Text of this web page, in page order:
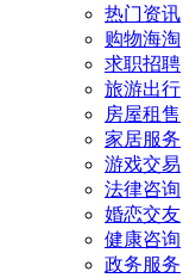
热门资讯
购物海淘
求职招聘
旅游出行
房屋租售
家居服务
游戏交易
法律咨询
婚恋交友
健康咨询
政务服务